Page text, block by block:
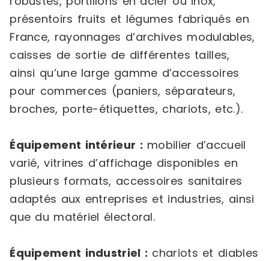
présentoirs fruits et légumes fabriqués en
France, rayonnages d’archives modulables,
caisses de sortie de différentes tailles,
ainsi qu’une large gamme d’accessoires
pour commerces (paniers, séparateurs,
broches, porte-étiquettes, chariots, etc.).
Équipement intérieur : mobilier d’accueil
varié, vitrines d’affichage disponibles en
plusieurs formats, accessoires sanitaires
adaptés aux entreprises et industries, ainsi
que du matériel électoral.
Équipement industriel : chariots et diables